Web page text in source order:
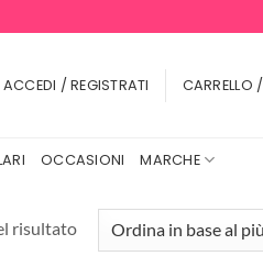
ACCEDI / REGISTRATI CARRELLO /
OCCASIONI MARCHE
risultato